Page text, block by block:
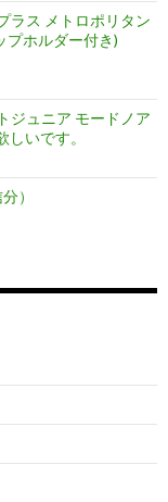
ラス メトロポリタン
プホルダー付き)
ジュニア モードノア
いです。
）